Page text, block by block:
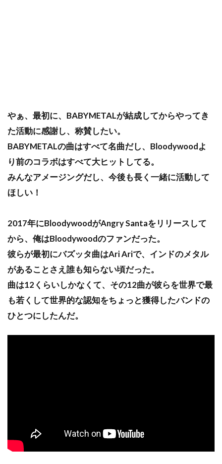
やぁ、最初に、BABYMETALが結成してからやってき
た活動に感謝し、称賛したい。
BABYMETALの曲はすべて名曲だし、Bloodywoodよ
り前のコラボはすべて大ヒットしてる。
みんなアメージングだし、今後も長く一緒に活動して
ほしい！
2017年にBloodywoodがAngry Santaをリリースして
から、俺はBloodywoodのファンだった。
彼らが最初にバズッタ曲はAri Ariで、インドのメタル
があることさえ誰も知らない頃だった。
曲は12くらいしかなくて、その12曲が彼らを世界で最
も若くして世界的な認知をちょっと獲得したバンドの
ひとつにしたんだ。